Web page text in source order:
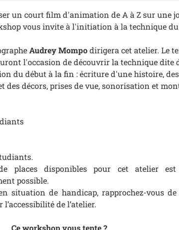
un court film d'animation de A à Z sur une
vous invite à l'initiation à la technique du
Audrey Mompodirigera cet atelier. Le
l'occasion de découvrir la technique dite
du début à la fin : écriture d'une histoire,
des décors, prises de vue, sonorisation et
places disponibles pour cet atelier
possible.
situation de handicap, rapprochez-vous
de l’atelier.